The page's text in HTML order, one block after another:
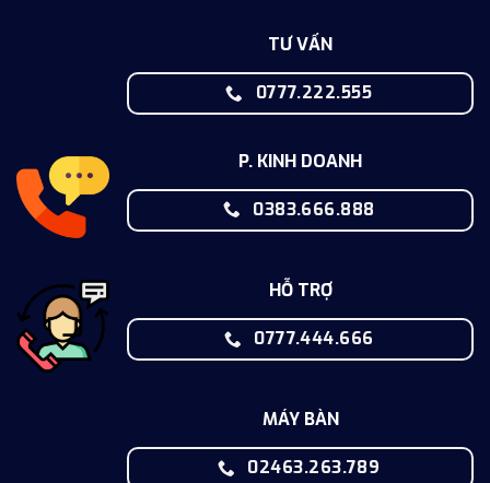
TƯ VẤN
0777.222.555
P. KINH DOANH
0383.666.888
HỖ TRỢ
0777.444.666
MÁY BÀN
02463.263.789